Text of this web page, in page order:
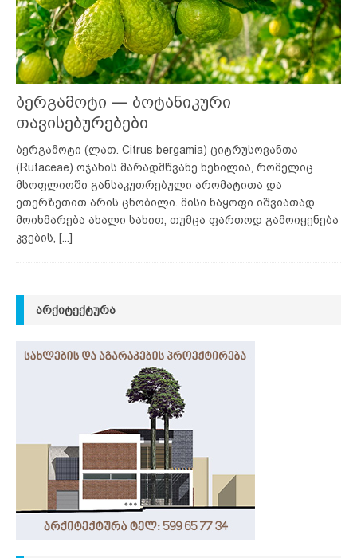
ბერგამოტი — ბოტანიკური
თავისებურებები
ბერგამოტი (ლათ. Citrus bergamia) ციტრუსოვანთა
(Rutaceae) ოჯახის მარადმწვანე ხეხილია, რომელიც
მსოფლიოში განსაკუთრებული არომატითა და
ეთერზეთით არის ცნობილი. მისი ნაყოფი იშვიათად
მოიხმარება ახალი სახით, თუმცა ფართოდ გამოიყენება
კვების,
[...]
ᲐᲠᲥᲘᲢᲔᲥᲢᲣᲠᲐ